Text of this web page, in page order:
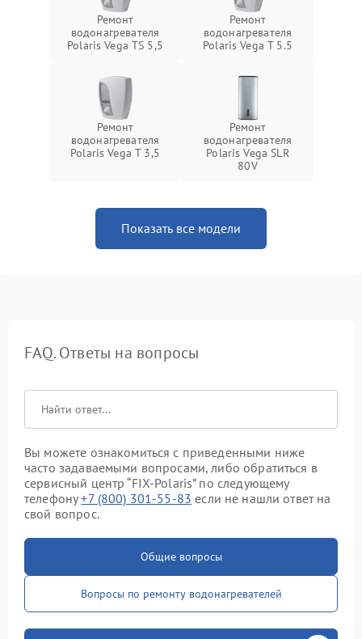
Ремонт
водонагревателя
Polaris Vega TS 5,5
Ремонт
водонагревателя
Polaris Vega T 5.5
Ремонт
водонагревателя
Polaris Vega T 3,5
Ремонт
водонагревателя
Polaris Vega SLR
80V
Показать все модели
FAQ. Ответы на вопросы
Вы можете ознакомиться с приведенными ниже
часто задаваемыми вопросами, либо обратиться в
сервисный центр “FIX-Polaris” по следующему
телефону+7 (800) 301-55-83 если не нашли ответ на
свой вопрос.
Общие вопросы
Вопросы по ремонту водонагревателей